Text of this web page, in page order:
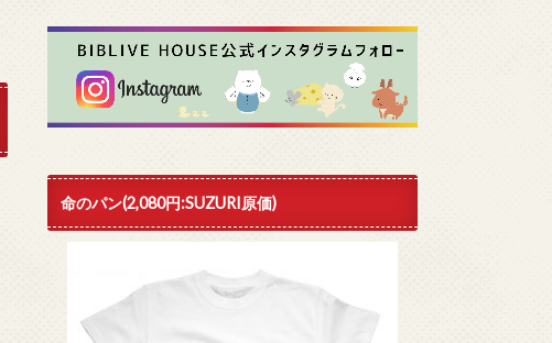
命のパン(2,080円:SUZURI原価)